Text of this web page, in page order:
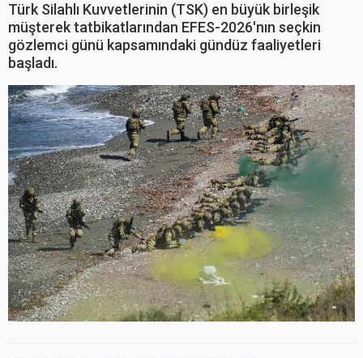
Türk Silahlı Kuvvetlerinin (TSK) en büyük birleşik
müşterek tatbikatlarından EFES-2026'nın seçkin
gözlemci günü kapsamındaki gündüz faaliyetleri
başladı.